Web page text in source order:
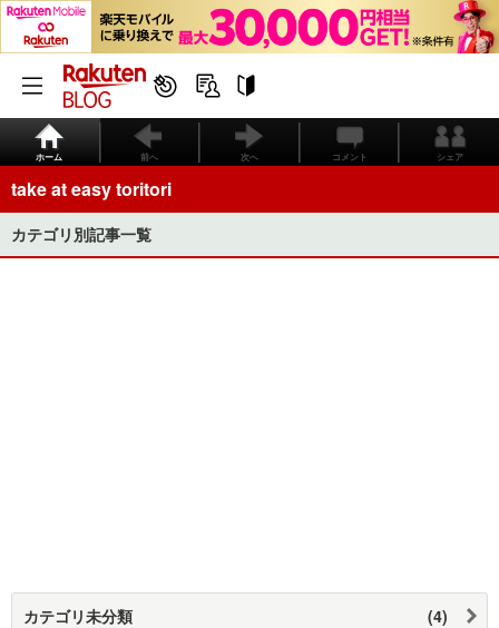
ホーム 前へ 次へ コメント シェア
take at easy toritori
カテゴリ別記事一覧
カテゴリ未分類 (4)